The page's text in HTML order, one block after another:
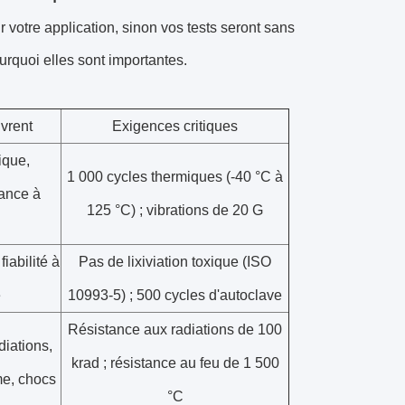
application, sinon vos tests seront sans
elles sont importantes.
Exigences critiques
à
1 000 cycles thermiques (-40 °C à
125 °C) ; vibrations de 20 G
à Pas de lixiviation toxique (ISO
10993-5) ; 500 cycles d'autoclave
chocs
Résistance aux radiations de 100
krad ; résistance au feu de 1 500
°C